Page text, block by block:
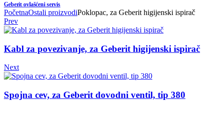
Geberit ovlašćeni servis
PočetnaOstali proizvodiPoklopac, za Geberit higijenski ispirač
Prev
Kabl za povezivanje, za Geberit higijenski ispirač
Next
Spojna cev, za Geberit dovodni ventil, tip 380